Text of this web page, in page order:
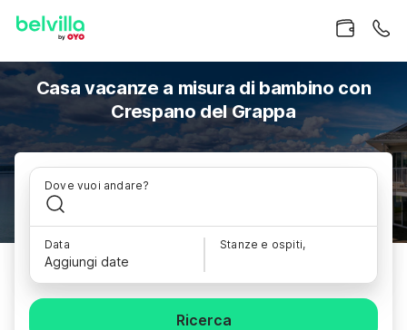
Casa vacanze a misura di bambino con
Crespano del Grappa
Dove vuoi andare?
Data
Aggiungi date
Stanze e ospiti,
Ricerca